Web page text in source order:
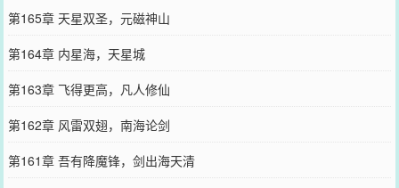
第165章 天星双圣，元磁神山
第164章 内星海，天星城
第163章 飞得更高，凡人修仙
第162章 风雷双翅，南海论剑
第161章 吾有降魔锋，剑出海天清